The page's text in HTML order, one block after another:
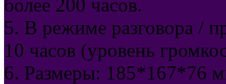
более 200 часов.
5. В режиме разговора /
10 часов (уровень
6. Размеры: 185*167*76